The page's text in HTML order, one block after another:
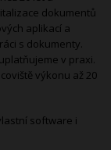
dokumentů
aplikací a
s dokumenty.
v praxi.
výkonu až 20
software i